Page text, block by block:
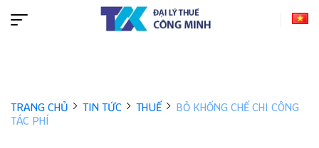
TRANG CHỦ TIN TỨC THUẾ
BỎ KHỐNG CHẾ CHI CÔNG
TÁC PHÍ